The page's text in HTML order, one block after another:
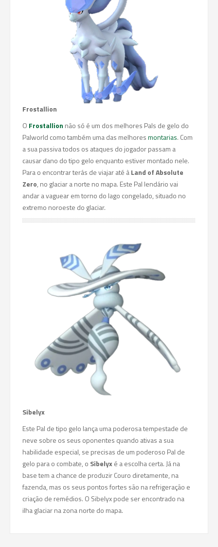
Frostallion
O Frostallion não só é um dos melhores Pals de gelo do
Palworld como também uma das melhoresmontarias. Com
a sua passiva todos os ataques do jogador passam a
causar dano do tipo gelo enquanto estiver montado nele.
Para o encontrar terás de viajar até àLand of Absolute
Zero, no glaciar a norte no mapa. Este Pal lendário vai
andar a vaguear em torno do lago congelado, situado no
extremo noroeste do glaciar.
Sibelyx
Este Pal de tipo gelo lança uma poderosa tempestade de
neve sobre os seus oponentes quando ativas a sua
habilidade especial, se precisas de um poderoso Pal de
gelo para o combate, o Sibelyxé a escolha certa. Já na
base tem a chance de produzir Couro diretamente, na
fazenda, mas os seus pontos fortes são na refrigeração e
criação de remédios. O Sibelyx pode ser encontrado na
ilha glaciar na zona norte do mapa.